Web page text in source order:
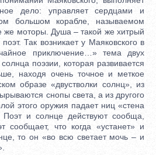
дело: управляет сердцами и
большом корабле, называемом
же моторы. Душа – такой же хитрый
Так возникает у Маяковского в
приключение…» тема двух
поэзии, которая развивается
находя очень точное и меткое
образе «двустволки солнц», из
снопы света, а из другого
этого оружия падает ниц «стена
и солнце действуют сообща,
сообщает, что когда «устанет» и
то он «во всю светает мочь – и